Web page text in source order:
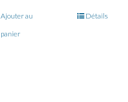
Ajouter au
panier
Détails